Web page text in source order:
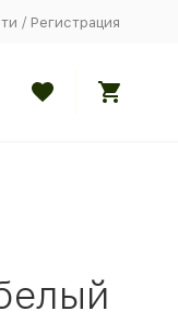
/ Регистрация